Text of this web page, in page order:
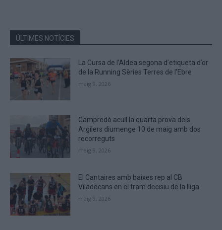
the
CAPTCHA
to
verify
that
you
ÚLTIMES NOTÍCIES
La Cursa de l’Aldea segona d’etiqueta d’or
de la Running Sèries Terres de l’Ebre
maig 9, 2026
Campredó acull la quarta prova dels
Argilers diumenge 10 de maig amb dos
recorreguts
maig 9, 2026
El Cantaires amb baixes rep al CB
Viladecans en el tram decisiu de la lliga
maig 9, 2026